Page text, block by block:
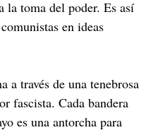
la toma del poder. Es así
en ideas
a través de una tenebrosa
fascista. Cada bandera
es una antorcha para